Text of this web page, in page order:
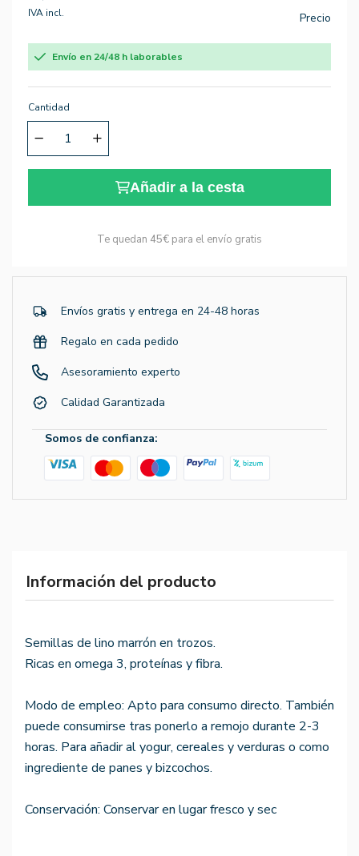
IVA incl. Precio
Envío en 24/48 h laborables
Cantidad
Añadir a la cesta
Te quedan 45€ para el envío gratis
Envíos gratis y entrega en 24-48 horas
Regalo en cada pedido
Asesoramiento experto
Calidad Garantizada
Somos de confianza:
Información del producto
Semillas de lino marrón en trozos.
Ricas en omega 3, proteínas y fibra.
Modo de empleo: Apto para consumo directo. También
puede consumirse tras ponerlo a remojo durante 2-3
horas. Para añadir al yogur, cereales y verduras o como
ingrediente de panes y bizcochos.
Conservación: Conservar en lugar fresco y sec